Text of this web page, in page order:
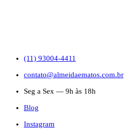
(11) 93004-4411
contato@almeidaematos.com.br
Seg a Sex — 9h às 18h
Blog
Instagram